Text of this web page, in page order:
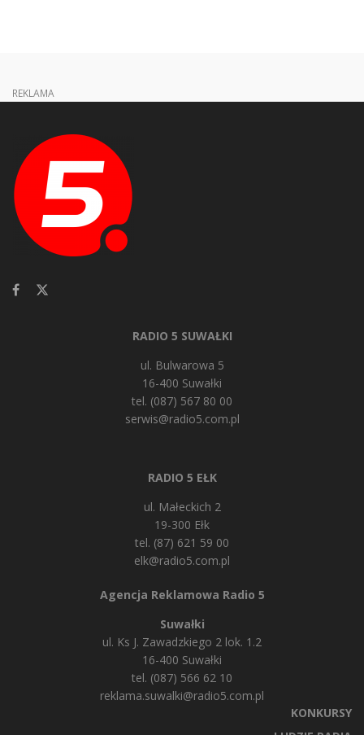
REKLAMA
RADIO 5 SUWAŁKI
ul. Bulwarowa 5
16-400 Suwałki
tel. (087) 567 80 00
serwis@radio5.com.pl
RADIO 5 EŁK
ul. Małeckich 2
19-300 Ełk
tel. (87) 621 59 00
elk@radio5.com.pl
Agencja Reklamowa Radio 5
Suwałki
ul. Ks J. Zawadzkiego 2 lok. 1.2
16-400 Suwałki
tel. (087) 566 62 10
reklama.suwalki@radio5.com.pl
KONKURSY